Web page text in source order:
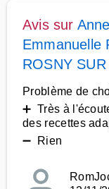
Avis sur Anne
Emmanuelle
ROSNY
Problème de
➕ Très à
des recettes
➖ Rien